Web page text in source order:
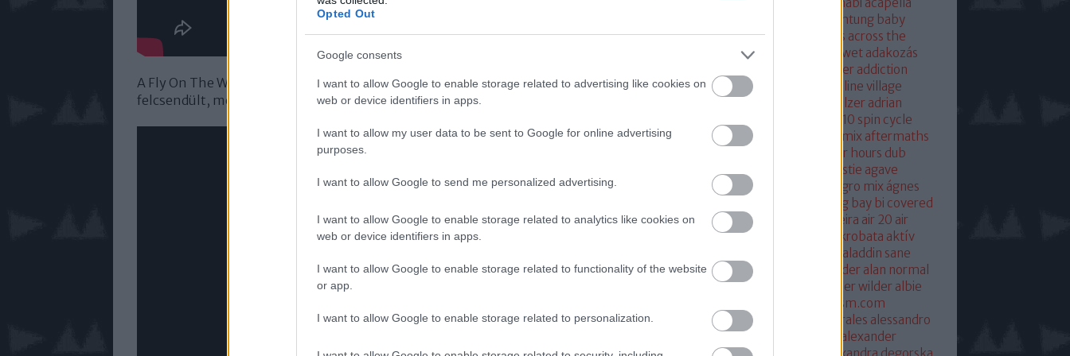
Opted Out
Google consents
I want to allow Google to enable storage related to advertising like cookies on
web or device identifiers in apps.
I want to allow my user data to be sent to Google for online advertising
purposes.
I want to allow Google to send me personalized advertising.
I want to allow Google to enable storage related to analytics like cookies on
web or device identifiers in apps.
I want to allow Google to enable storage related to functionality of the website
or app.
I want to allow Google to enable storage related to personalization.
A Fly On The Windscreen egyetlenegyszer még 1994-ben, az Exotic Touron is
felcsendült, mégpedig Johannesburgban:
achtung baby
acousticacoustic christmas across the
universeactress ac wet adakozás
adam weissler addiction
adelaide
adrenaline
adrenaline village
adrian hielholzer adrian
ae10 spin cycle
aerosmith
afghan surgery mix aftermaths
after hours dub
agatha christie agave
attenuata
agent orange aggro mix ágnes
ahk toong bay bi covered
aidan berry airto moreira air 20 air
remixaix les baines akrobata aktív
aladdin sane
alan
alan mcgee alan moulder alan normal
alan wilder
alber wilder albie
albumism.com
albumverzió
alejandro morales alessandro
cortinialexander kowalski
alexander